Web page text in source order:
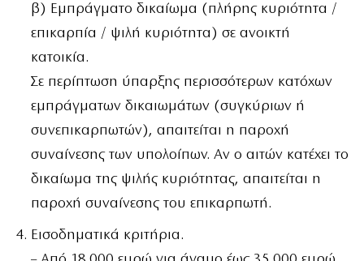
β) Εμπράγματο δικαίωμα (πλήρης κυριότητα /
επικαρπία / ψιλή κυριότητα) σε ανοικτή
κατοικία.
Σε περίπτωση ύπαρξης περισσότερων κατόχων
εμπράγματων δικαιωμάτων (συγκύριων ή
συνεπικαρπωτών), απαιτείται η παροχή
συναίνεσης των υπολοίπων. Αν ο αιτών κατέχει το
δικαίωμα της ψιλής κυριότητας, απαιτείται η
παροχή συναίνεσης του επικαρπωτή.
Εισοδηματικά κριτήρια.